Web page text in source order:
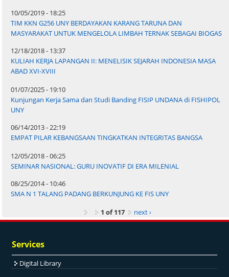
10/05/2019 - 18:25
TIM KKN G256 UNY BERDAYAKAN KARANG TARUNA DAN
MASYARAKAT UNTUK MENGELOLA LIMBAH TERNAK SEBAGAI BIOGAS
12/18/2018 - 13:37
KULIAH KERJA LAPANGAN II: MENELISIK SEJARAH INDONESIA MASA
ABAD XVI-XVIII
01/07/2025 - 19:10
Kunjungan Kerja Sama dan Studi Banding FISIP UNDANA di FISHIPOL
UNY
06/14/2013 - 22:19
EMPAT PILAR KEBANGSAAN TINGKATKAN INTEGRITAS BANGSA
12/05/2018 - 06:25
SEMINAR NASIONAL: GURU INOVATIF DI ERA MILENIAL
08/25/2014 - 10:46
SMA N 1 TALANG PADANG BERKUNJUNG KE FIS UNY
1 of 117
next ›
Services
Digital Library